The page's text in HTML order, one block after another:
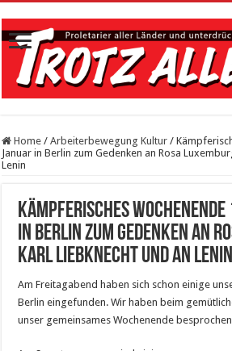
Home / Arbeiterbewegung Kultur /
Januar in Berlin zum Gedenken an Rosa
Lenin
Kämpferisches Wochenende
in Berlin zum Gedenken an
Karl Liebknecht und an Lenin
Am Freitagabend haben sich schon einige
Berlin eingefunden. Wir haben beim
unser gemeinsames Wochenende